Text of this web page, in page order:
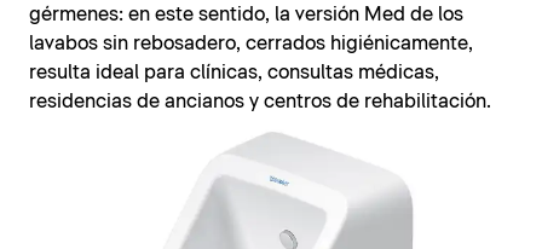
gérmenes: en este sentido, la versión Med de los
lavabos sin rebosadero, cerrados higiénicamente,
resulta ideal para clínicas, consultas médicas,
residencias de ancianos y centros de rehabilitación.